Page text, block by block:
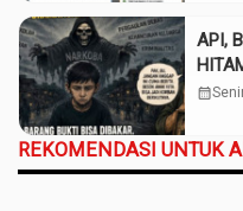
API,
calendar_month
REKOMENDASI UNTUK